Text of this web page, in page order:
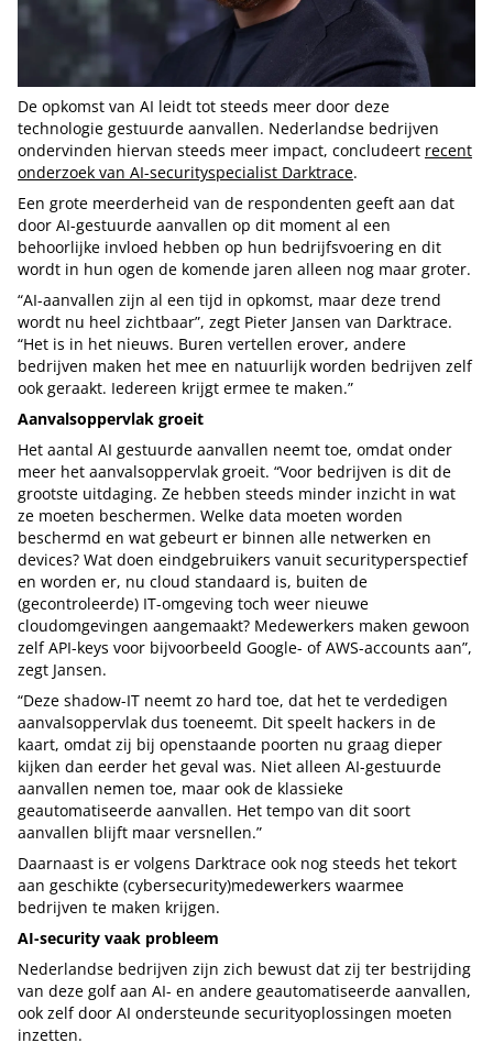
De opkomst van AI leidt tot steeds meer door deze
technologie gestuurde aanvallen. Nederlandse bedrijven
ondervinden hiervan steeds meer impact, concludeert recent
onderzoek van AI-securityspecialist Darktrace.
Een grote meerderheid van de respondenten geeft aan dat
door AI-gestuurde aanvallen op dit moment al een
behoorlijke invloed hebben op hun bedrijfsvoering en dit
wordt in hun ogen de komende jaren alleen nog maar groter.
“AI-aanvallen zijn al een tijd in opkomst, maar deze trend
wordt nu heel zichtbaar”, zegt Pieter Jansen van Darktrace.
“Het is in het nieuws. Buren vertellen erover, andere
bedrijven maken het mee en natuurlijk worden bedrijven zelf
ook geraakt. Iedereen krijgt ermee te maken.”
Aanvalsoppervlak groeit
Het aantal AI gestuurde aanvallen neemt toe, omdat onder
meer het aanvalsoppervlak groeit. “Voor bedrijven is dit de
grootste uitdaging. Ze hebben steeds minder inzicht in wat
ze moeten beschermen. Welke data moeten worden
beschermd en wat gebeurt er binnen alle netwerken en
devices? Wat doen eindgebruikers vanuit securityperspectief
en worden er, nu cloud standaard is, buiten de
(gecontroleerde) IT-omgeving toch weer nieuwe
cloudomgevingen aangemaakt? Medewerkers maken gewoon
zelf API-keys voor bijvoorbeeld Google- of AWS-accounts aan”,
zegt Jansen.
“Deze shadow-IT neemt zo hard toe, dat het te verdedigen
aanvalsoppervlak dus toeneemt. Dit speelt hackers in de
kaart, omdat zij bij openstaande poorten nu graag dieper
kijken dan eerder het geval was. Niet alleen AI-gestuurde
aanvallen nemen toe, maar ook de klassieke
geautomatiseerde aanvallen. Het tempo van dit soort
aanvallen blijft maar versnellen.”
Daarnaast is er volgens Darktrace ook nog steeds het tekort
aan geschikte (cybersecurity)medewerkers waarmee
bedrijven te maken krijgen.
AI-security vaak probleem
Nederlandse bedrijven zijn zich bewust dat zij ter bestrijding
van deze golf aan AI- en andere geautomatiseerde aanvallen,
ook zelf door AI ondersteunde securityoplossingen moeten
inzetten.